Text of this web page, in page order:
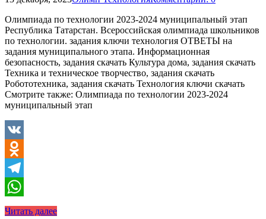
Олимпиада по технологии 2023-2024 муниципальный этап
Республика Татарстан. Всероссийская олимпиада школьников
по технологии. задания ключи технология ОТВЕТЫ на
задания муниципального этапа. Информационная
безопасность, задания скачать Культура дома, задания скачать
Техника и техническое творчество, задания скачать
Робототехника, задания скачать Технология ключи скачать
Смотрите также: Олимпиада по технологии 2023-2024
муниципальный этап
VK
Odnoklassniki
Telegram
WhatsApp
Читать далее